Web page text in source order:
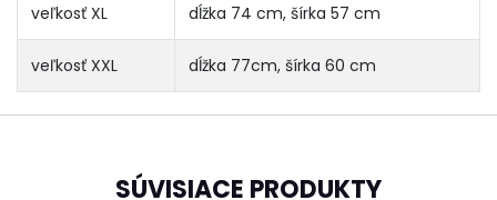
veľkosť XL dĺžka 74 cm, šírka 57 cm
veľkosť XXL dĺžka 77cm, šírka 60 cm
SÚVISIACE PRODUKTY